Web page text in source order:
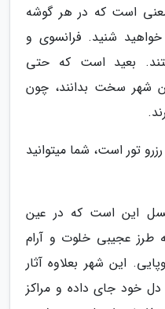
است که در هر گوشه
شنید. فرانسوی و
بعید است که حتی
شهر سخت بدانند، چون
تور است، شما میتوانید
این است که در عین
طرز عجیبی خلوت و آرام
این شهر بعلاوه آثار
خود جای داده و مراکز